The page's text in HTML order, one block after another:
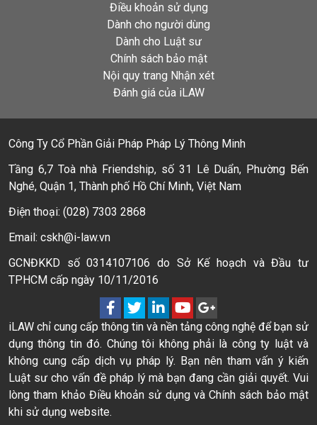
Điều khoản sử dụng
Dành cho người dùng
Dành cho Luật sư
Chính sách bảo mật
Nội quy trang Nhận xét
Đánh giá của iLAW
Công Ty Cổ Phần Giải Pháp Pháp Lý Thông Minh
Tầng 6,7 Toà nhà Friendship, số 31 Lê Duẩn, Phường Bến
Nghé, Quận 1, Thành phố Hồ Chí Minh, Việt Nam
Điện thoại: (028) 7303 2868
Email: cskh@i-law.vn
GCNĐKKD số 0314107106 do Sở Kế hoạch và Đầu tư
TPHCM cấp ngày 10/11/2016
iLAW chỉ cung cấp thông tin và nền tảng công nghệ để bạn sử
dụng thông tin đó. Chúng tôi không phải là công ty luật và
không cung cấp dịch vụ pháp lý. Bạn nên tham vấn ý kiến
Luật sư cho vấn đề pháp lý mà bạn đang cần giải quyết. Vui
lòng tham khảo Điều khoản sử dụng và Chính sách bảo mật
khi sử dụng website.